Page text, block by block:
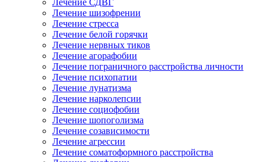
Лечение СДВГ
Лечение шизофрении
Лечение стресса
Лечение белой горячки
Лечение нервных тиков
Лечение агорафобии
Лечение пограничного расстройства личности
Лечение психопатии
Лечение лунатизма
Лечение нарколепсии
Лечение социофобии
Лечение шопоголизма
Лечение созависимости
Лечение агрессии
Лечение соматоформного расстройства